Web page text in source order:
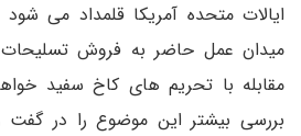
ایالات متحده آمریکا قلمداد می
میدان عمل حاضر به فروش تسلیحات
مقابله با تحریم های کاخ سفید
بررسی بیشتر این موضوع را در گفت